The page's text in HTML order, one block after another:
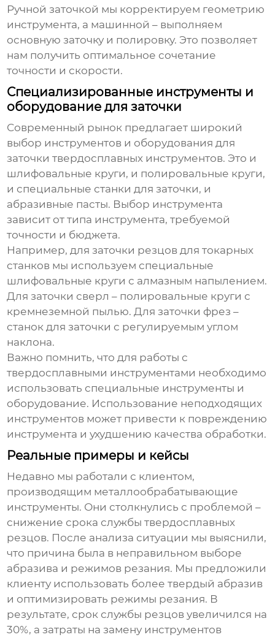
Ручной заточкой мы корректируем геометрию
инструмента, а машинной – выполняем
основную заточку и полировку. Это позволяет
нам получить оптимальное сочетание
точности и скорости.
Специализированные инструменты и
оборудование для заточки
Современный рынок предлагает широкий
выбор инструментов и оборудования для
заточки твердосплавных инструментов. Это и
шлифовальные круги, и полировальные круги,
и специальные станки для заточки, и
абразивные пасты. Выбор инструмента
зависит от типа инструмента, требуемой
точности и бюджета.
Например, для заточки резцов для токарных
станков мы используем специальные
шлифовальные круги с алмазным напылением.
Для заточки сверл – полировальные круги с
кремнеземной пылью. Для заточки фрез –
станок для заточки с регулируемым углом
наклона.
Важно помнить, что для работы с
твердосплавными инструментами необходимо
использовать специальные инструменты и
оборудование. Использование неподходящих
инструментов может привести к повреждению
инструмента и ухудшению качества обработки.
Реальные примеры и кейсы
Недавно мы работали с клиентом,
производящим металлообрабатывающие
инструменты. Они столкнулись с проблемой –
снижение срока службы твердосплавных
резцов. После анализа ситуации мы выяснили,
что причина была в неправильном выборе
абразива и режимов резания. Мы предложили
клиенту использовать более твердый абразив
и оптимизировать режимы резания. В
результате, срок службы резцов увеличился на
30%, а затраты на замену инструментов